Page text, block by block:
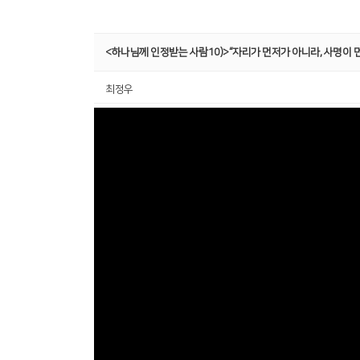
<하나님께 인정받는 사람10)>“자리가 먼저가 아니라, 사명이
최정우